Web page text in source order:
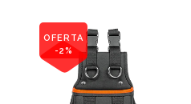
OFERTA
-2%